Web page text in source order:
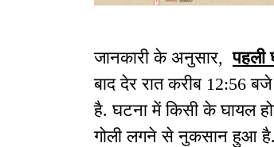
जानकारी के अनुसार, पहली
बाद देर रात करीब 12:56
है. घटना में किसी के घायल
गोली लगने से नुकसान हुआ है.